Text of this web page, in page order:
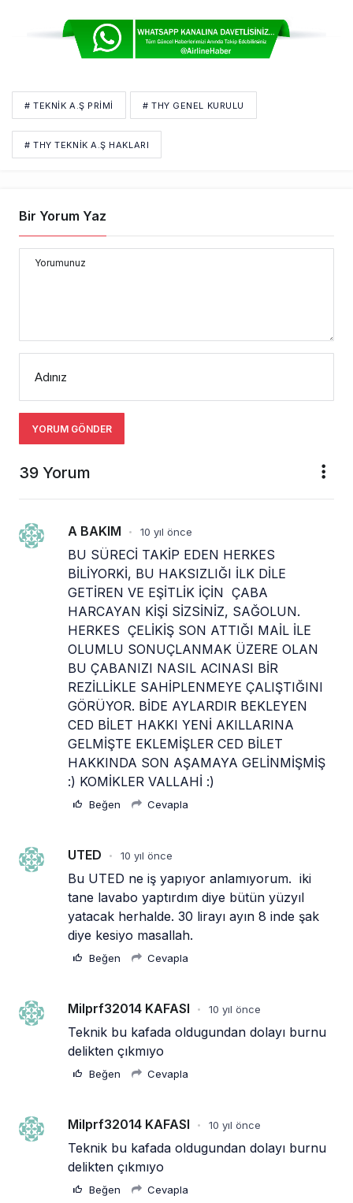
# TEKNIK A.Ş PRIMI # THY GENEL KURULU
# THY TEKNIK A.Ş HAKLARI
Bir Yorum Yaz
Yorumunuz
Adınız
YORUM GÖNDER
39 Yorum
A BAKIM • 10 yıl önce
BU SÜRECİ TAKİP EDEN HERKES
BİLİYORKİ, BU HAKSIZLIĞI İLK DİLE
GETİREN VE EŞİTLİK İÇİN  ÇABA
HARCAYAN KİŞİ SİZSİNİZ, SAĞOLUN.
HERKES  ÇELİKİŞ SON ATTIĞI MAİL İLE
OLUMLU SONUÇLANMAK ÜZERE OLAN
BU ÇABANIZI NASIL ACINASI BİR
REZİLLİKLE SAHİPLENMEYE ÇALIŞTIĞINI
GÖRÜYOR. BİDE AYLARDIR BEKLEYEN
CED BİLET HAKKI YENİ AKILLARINA
GELMİŞTE EKLEMİŞLER CED BİLET
HAKKINDA SON AŞAMAYA GELİNMİŞMİŞ
:) KOMİKLER VALLAHİ :)
Beğen Cevapla
UTED • 10 yıl önce
Bu UTED ne iş yapıyor anlamıyorum.  iki
tane lavabo yaptırdım diye bütün yüzyıl
yatacak herhalde. 30 lirayı ayın 8 inde şak
diye kesiyo masallah.
Beğen Cevapla
Milprf32014 KAFASI • 10 yıl önce
Teknik bu kafada oldugundan dolayı burnu
delikten çıkmıyo
Beğen Cevapla
Milprf32014 KAFASI • 10 yıl önce
Teknik bu kafada oldugundan dolayı burnu
delikten çıkmıyo
Beğen Cevapla